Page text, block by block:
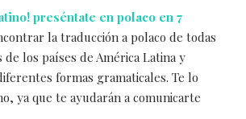
preséntate en polaco en 7
la traducción a polaco de todas
de los países de América Latina y
formas gramaticales. Te lo
ya que te ayudarán a comunicarte